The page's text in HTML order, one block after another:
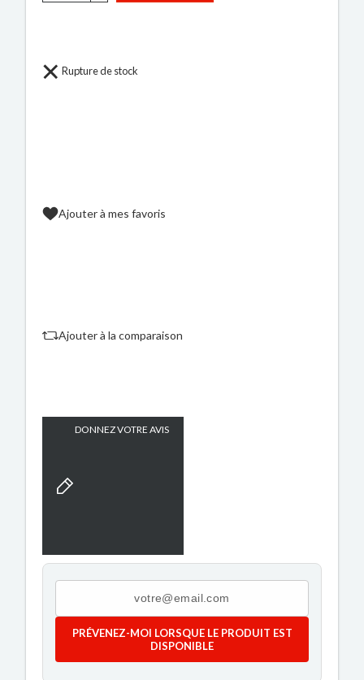
Rupture de stock
Ajouter à mes favoris
Ajouter à la comparaison
DONNEZ VOTRE AVIS
PRÉVENEZ-MOI LORSQUE LE PRODUIT EST
DISPONIBLE